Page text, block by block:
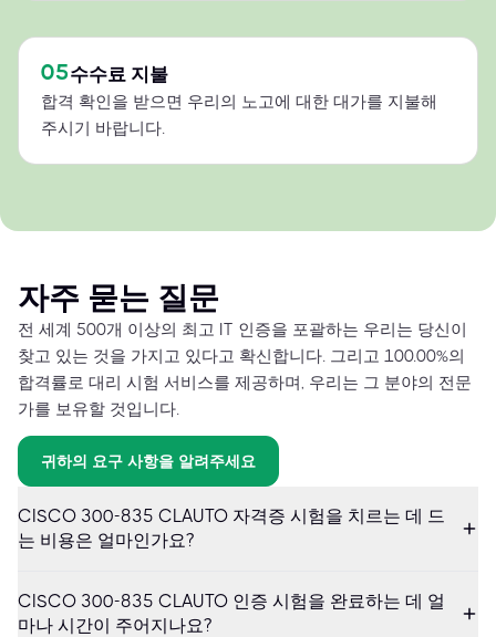
05수수료 지불
합격 확인을 받으면 우리의 노고에 대한 대가를 지불해
주시기 바랍니다.
자주 묻는 질문
전 세계 500개 이상의 최고 IT 인증을 포괄하는 우리는 당신이
찾고 있는 것을 가지고 있다고 확신합니다. 그리고 100.00%의
합격률로 대리 시험 서비스를 제공하며, 우리는 그 분야의 전문
가를 보유할 것입니다.
귀하의 요구 사항을 알려주세요
CISCO 300-835 CLAUTO 자격증 시험을 치르는 데 드
는 비용은 얼마인가요?
CISCO 300-835 CLAUTO 인증 시험을 완료하는 데 얼
마나 시간이 주어지나요?